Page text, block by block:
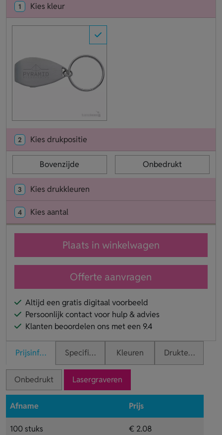
1 Kies kleur
2 Kies drukpositie
Bovenzijde Onbedrukt
3 Kies drukkleuren
4 Kies aantal
Plaats in winkelwagen
Offerte aanvragen
Altijd een gratis digitaal voorbeeld
Persoonlijk contact voor hulp & advies
Klanten beoordelen ons met een 9.4
PrijsinformatieSpecificaties Kleuren Druktechnieken
Onbedrukt Lasergraveren
Afname Prijs
100 stuks € 2.08